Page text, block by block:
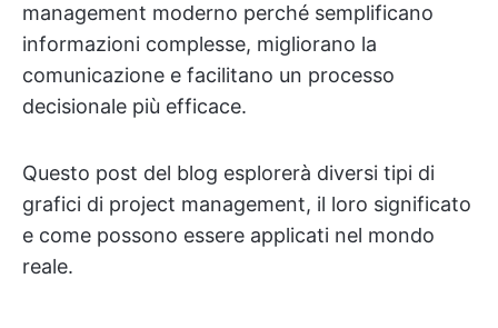
management moderno perché semplificano
informazioni complesse, migliorano la
comunicazione e facilitano un processo
decisionale più efficace.
Questo post del blog esplorerà diversi tipi di
grafici di project management, il loro significato
e come possono essere applicati nel mondo
reale.